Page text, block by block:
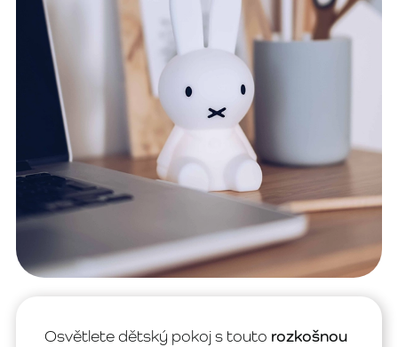
Osvětlete dětský pokoj s touto rozkošnou